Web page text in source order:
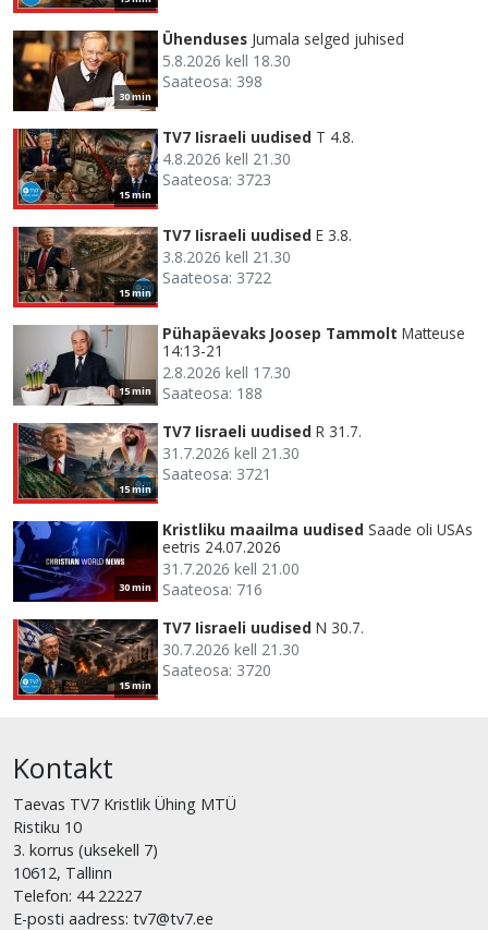
30 min
Ühenduses Jumala selged juhised
5.8.2026 kell 18.30
Saateosa: 398
15 min
TV7 Iisraeli uudised T 4.8.
4.8.2026 kell 21.30
Saateosa: 3723
15 min
TV7 Iisraeli uudised E 3.8.
3.8.2026 kell 21.30
Saateosa: 3722
15 min
Pühapäevaks Joosep Tammolt Matteuse
14:13-21
2.8.2026 kell 17.30
Saateosa: 188
15 min
TV7 Iisraeli uudised R 31.7.
31.7.2026 kell 21.30
Saateosa: 3721
30 min
Kristliku maailma uudised Saade oli USAs
eetris 24.07.2026
31.7.2026 kell 21.00
Saateosa: 716
15 min
TV7 Iisraeli uudised N 30.7.
30.7.2026 kell 21.30
Saateosa: 3720
Kontakt
Taevas TV7 Kristlik Ühing MTÜ
Ristiku 10
3. korrus (uksekell 7)
10612, Tallinn
Telefon: 44 22227
E-posti aadress: tv7@tv7.ee